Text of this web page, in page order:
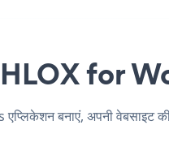
for
बनाएं, अपनी वेबसाइट